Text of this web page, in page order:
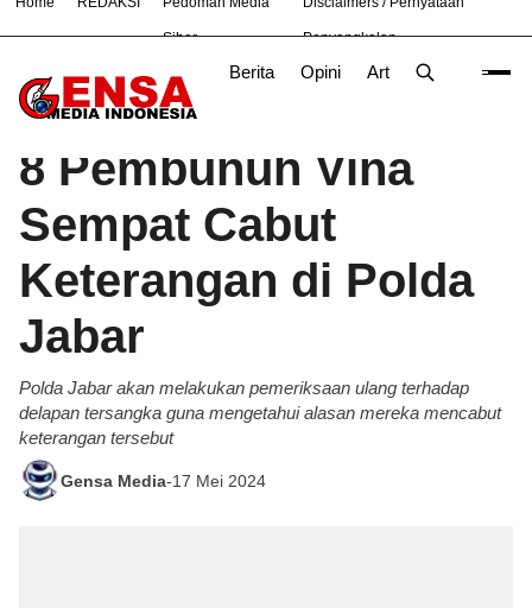
Siber Penyangkalan
Berita Opini Artikel
# Bandung Bekasi Nasional News TNI
Beranda/Berita
8 Pembunuh Vina
Sempat Cabut
Keterangan di Polda
Jabar
Polda Jabar akan melakukan pemeriksaan ulang terhadap
delapan tersangka guna mengetahui alasan mereka mencabut
keterangan tersebut
Gensa Media-17 Mei 2024